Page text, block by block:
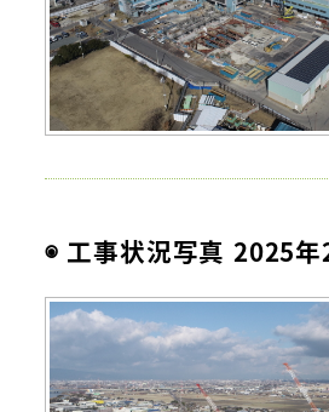
◉ 工事状況写真 2025年